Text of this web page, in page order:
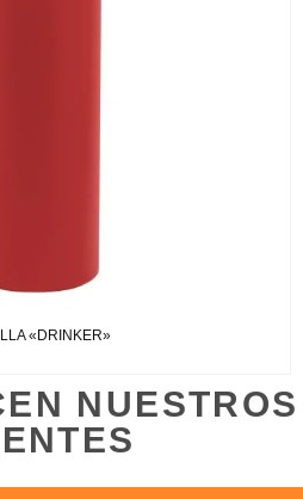
«DRINKER»
NUESTROS